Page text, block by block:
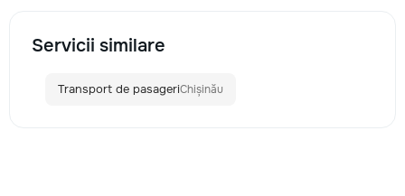
Servicii similare
Transport de pasageriChișinău